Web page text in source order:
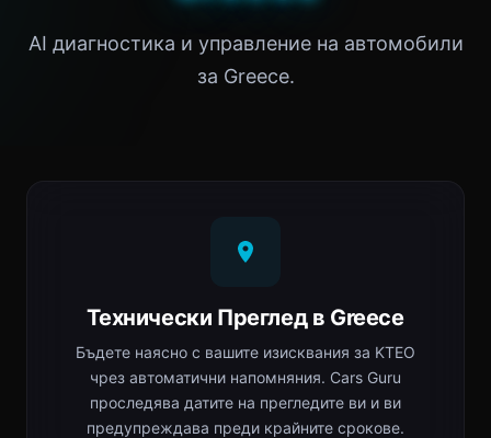
AI диагностика и управление на автомобили
за Greece.
Технически Преглед в Greece
Бъдете наясно с вашите изисквания за ΚΤΕΟ
чрез автоматични напомняния. Cars Guru
проследява датите на прегледите ви и ви
предупреждава преди крайните срокове.